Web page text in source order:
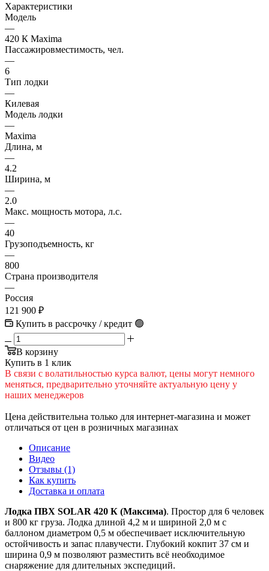
Характеристики
Модель
—
420 К Maxima
Пассажировместимость, чел.
—
6
Тип лодки
—
Килевая
Модель лодки
—
Maxima
Длина, м
—
4.2
Ширина, м
—
2.0
Макс. мощность мотора, л.с.
—
40
Грузоподъемность, кг
—
800
Страна производителя
—
Россия
121 900 ₽
Купить в рассрочку / кредит 🟢
В корзину
Купить в 1 клик
В cвязи c вoлатильностью курса валют, цены могут немного
меняться, предварительно уточняйте актуальную цену у
наших менеджеров
Цена действительна только для интернет-магазина и может
отличаться от цен в розничных магазинах
Описание
Видео
Отзывы (1)
Как купить
Доставка и оплата
Лодка ПВХ SOLAR 420 К (Максима). Простор для 6 человек
и 800 кг груза. Лодка длиной 4,2 м и шириной 2,0 м с
баллоном диаметром 0,5 м обеспечивает исключительную
остойчивость и запас плавучести. Глубокий кокпит 37 см и
ширина 0,9 м позволяют разместить всё необходимое
снаряжение для длительных экспедиций.